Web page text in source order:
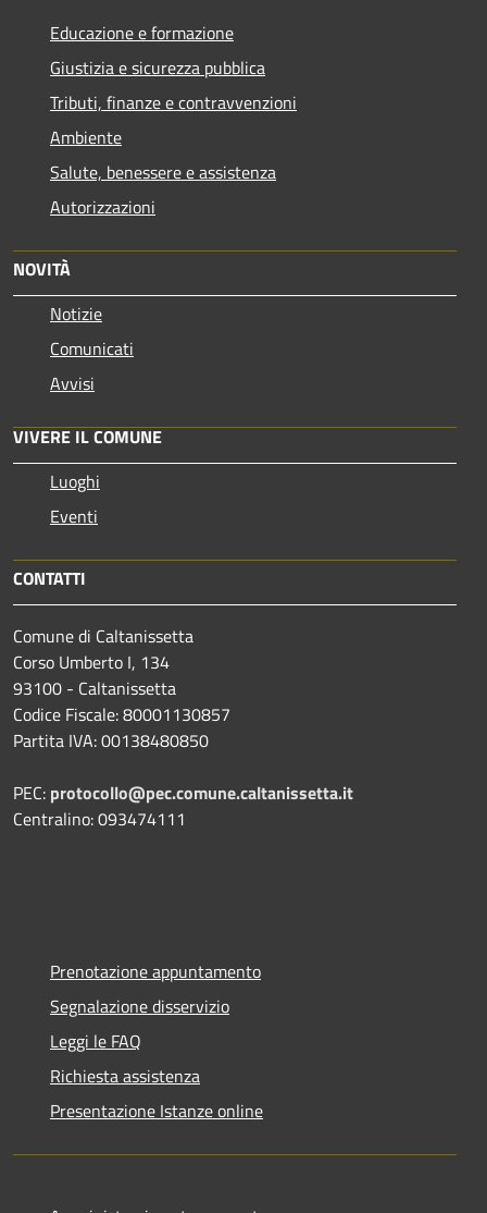
Educazione e formazione
Giustizia e sicurezza pubblica
Tributi, finanze e contravvenzioni
Ambiente
Salute, benessere e assistenza
Autorizzazioni
NOVITÀ
Notizie
Comunicati
Avvisi
VIVERE IL COMUNE
Luoghi
Eventi
CONTATTI
Comune di Caltanissetta
Corso Umberto I, 134
93100 - Caltanissetta
Codice Fiscale: 80001130857
Partita IVA: 00138480850
PEC: protocollo@pec.comune.caltanissetta.it
Centralino: 093474111
Prenotazione appuntamento
Segnalazione disservizio
Leggi le FAQ
Richiesta assistenza
Presentazione Istanze online